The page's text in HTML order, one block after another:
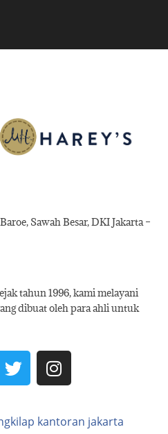
Sawah Besar, DKI Jakarta –
tahun 1996, kami melayani
dibuat oleh para ahli untuk
kantoran jakarta